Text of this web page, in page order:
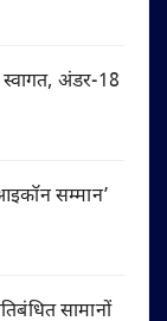
स्वागत, अंडर-18
सम्मान’
सामानों